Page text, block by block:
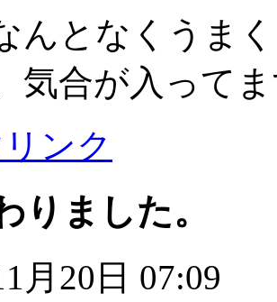
んとなくうま
気合が入って
ンク
りました。
月20日 07:09